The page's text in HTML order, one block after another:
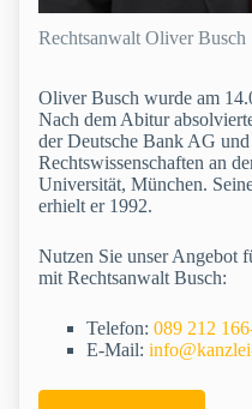
Rechtsanwalt Oliver Busch
Oliver Busch wurde am
Nach dem Abitur
der Deutsche Bank AG
Rechtswissenschaften an
Universität, München.
erhielt er 1992.
Nutzen Sie unser Angebot
mit Rechtsanwalt Busch:
Telefon: 089 212
E-Mail: